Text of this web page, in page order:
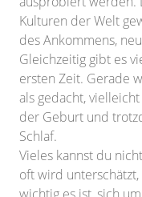
Kulturen der Welt
des Ankommens,
Gleichzeitig gibt es
ersten Zeit. Gerade
als gedacht,
der Geburt und
Schlaf.
Vieles kannst du
oft wird